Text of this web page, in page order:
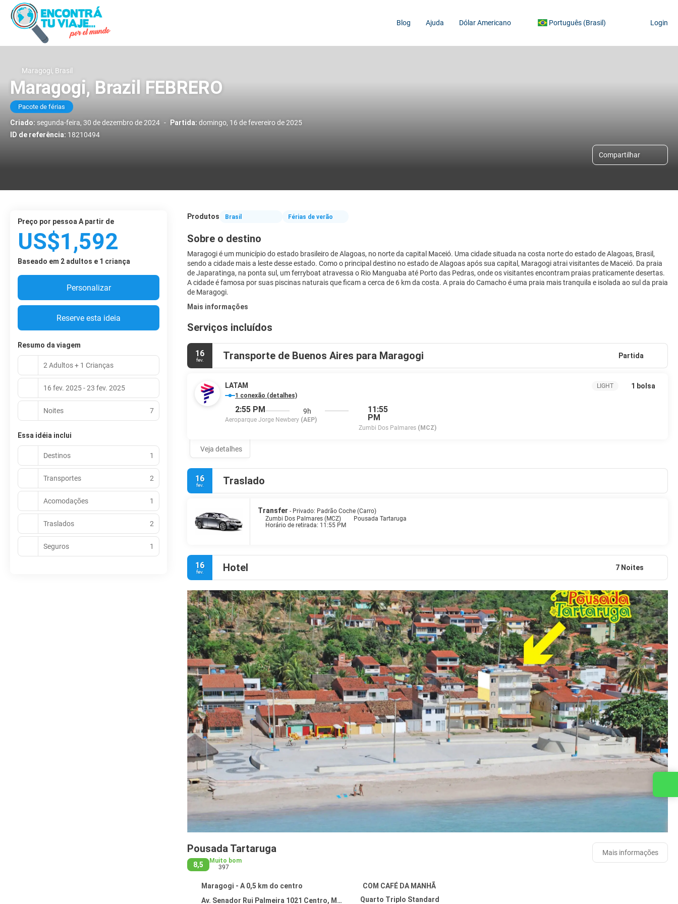
Blog Ajuda Dólar Americano Português (Brasil) Login
Maragogi, Brasil
Maragogi, Brazil FEBRERO
Pacote de férias
Criado: segunda-feira, 30 de dezembro de 2024 - Partida: domingo, 16 de fevereiro de 2025
ID de referência: 18210494
Compartilhar
Produtos Brasil Férias de verão
Sobre o destino
Maragogi é um município do estado brasileiro de Alagoas, no norte da capital Maceió. Uma cidade situada na costa norte do estado de Alagoas, Brasil,
sendo a cidade mais a leste desse estado. Como o principal destino no estado de Alagoas após sua capital, Maragogi atrai visitantes de Maceió. Da praia
de Japaratinga, na ponta sul, um ferryboat atravessa o Rio Manguaba até Porto das Pedras, onde os visitantes encontram praias praticamente desertas.
A cidade é famosa por suas piscinas naturais que ficam a cerca de 6 km da costa. A praia do Camacho é uma praia mais tranquila e isolada ao sul da praia
de Maragogi.
Mais informações
Serviços incluídos
16
fev. Transporte de Buenos Aires para Maragogi Partida
LATAM
1 conexão (detalhes)
2:55 PM
Aeroparque Jorge Newbery (AEP)
9h
11:55
PM
Zumbi Dos Palmares (MCZ)
LIGHT 1 bolsa
Veja detalhes
16
fev. Traslado
Transfer - Privado: Padrão Coche (Carro)
Zumbi Dos Palmares (MCZ)
Pousada Tartaruga
Horário de retirada: 11:55 PM
16
fev. Hotel 7 Noites
Pousada Tartaruga
8,5
Muito bom
397
Maragogi - A 0,5 km do centro
COM CAFÉ DA MANHÃ
Av. Senador Rui Palmeira 1021 Centro, Maragogi 57955-000
Quarto Triplo Standard
Mais informações
preço por pessoa A partir de
US$1,592
Baseado em 2 adultos e 1 criança
Personalizar
Reserve esta ideia
Resumo da viagem
2 Adultos + 1 Crianças
16 fev. 2025 - 23 fev. 2025
Noites 7
Essa idéia inclui
Destinos 1
Transportes 2
Acomodações 1
Traslados 2
Seguros 1